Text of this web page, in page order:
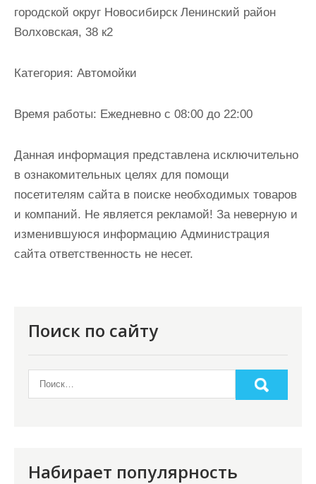
городской округ Новосибирск Ленинский район
Волховская, 38 к2
Категория: Автомойки
Время работы: Ежедневно с 08:00 до 22:00
Данная информация представлена исключительно
в ознакомительных целях для помощи
посетителям сайта в поиске необходимых товаров
и компаний. Не является рекламой! За неверную и
изменившуюся информацию Администрация
сайта ответственность не несет.
Поиск по сайту
Набирает популярность